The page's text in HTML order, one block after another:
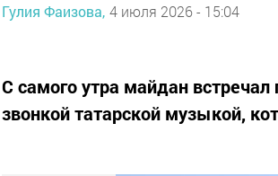
Гулия Фаизова, 4 июля 2026 - 15:04
С самого утра майдан
звонкой татарской музыкой,